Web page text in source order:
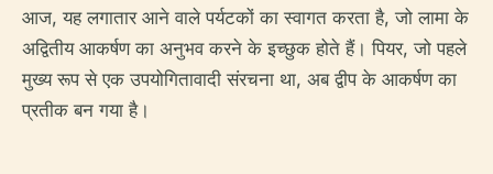
आज, यह लगातार आने वाले पर्यटकों का स्वागत करता है, जो लामा के
अद्वितीय आकर्षण का अनुभव करने के इच्छुक होते हैं। पियर, जो पहले
मुख्य रूप से एक उपयोगितावादी संरचना था, अब द्वीप के आकर्षण का
प्रतीक बन गया है।